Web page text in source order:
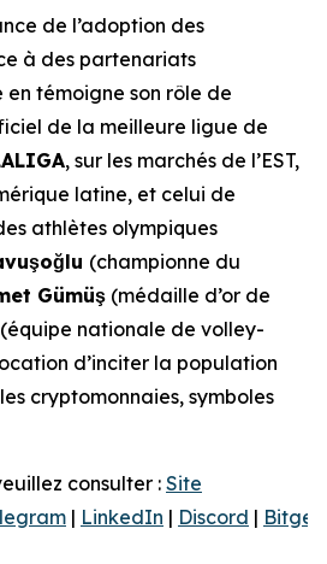
de l’adoption des
à des partenariats
témoigne son rôle de
de la meilleure ligue de
, sur les marchés de l’EST,
latine, et celui de
athlètes olympiques
(championne du
Gümüş (médaille d’or de
(équipe nationale de volley-
d’inciter la population
cryptomonnaies, symboles
consulter : Site
| LinkedIn | Discord | Bitget